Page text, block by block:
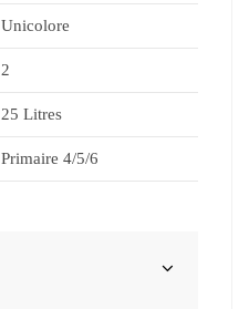
Unicolore
2
25 Litres
Primaire 4/5/6